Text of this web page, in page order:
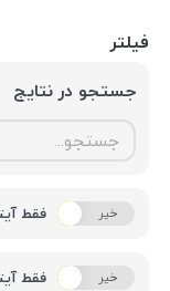
فیلتر
جستجو در نتایج
بله خیر فقط
بله خیر فقط